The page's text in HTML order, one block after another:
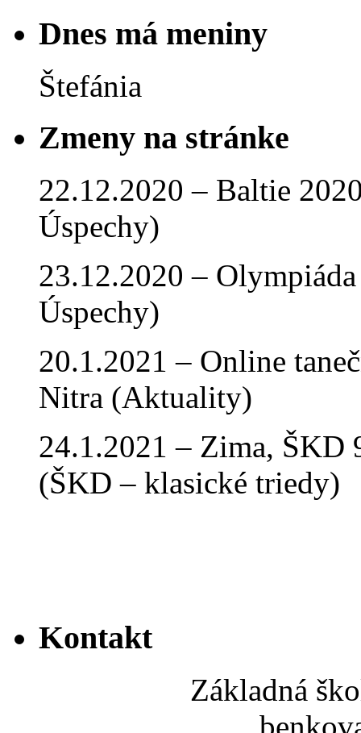
Dnes má meniny
Štefánia
Zmeny na stránke
22.12.2020 – Baltie
Úspechy)
23.12.2020 –
Úspechy)
20.1.2021 – Online
Nitra (Aktuality)
24.1.2021 – Zima, ŠKD
(ŠKD – klasické triedy)
Kontakt
Základná